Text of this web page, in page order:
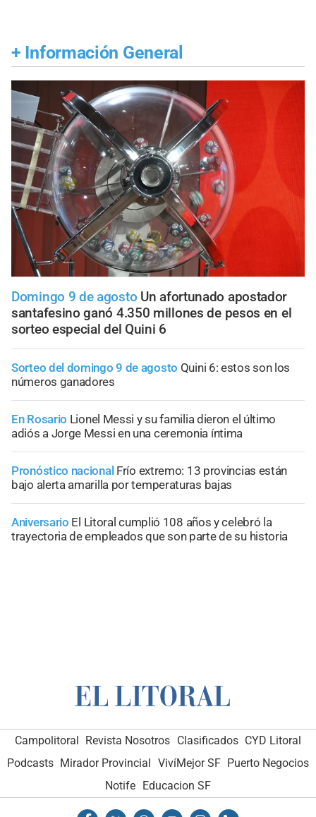
+ Información General
Domingo 9 de agosto Un afortunado apostador
santafesino ganó 4.350 millones de pesos en el
sorteo especial del Quini 6
Sorteo del domingo 9 de agosto Quini 6: estos son los
números ganadores
En Rosario Lionel Messi y su familia dieron el último
adiós a Jorge Messi en una ceremonia íntima
Pronóstico nacional Frío extremo: 13 provincias están
bajo alerta amarilla por temperaturas bajas
Aniversario El Litoral cumplió 108 años y celebró la
trayectoria de empleados que son parte de su historia
Campolitoral Revista Nosotros Clasificados CYD Litoral
Podcasts Mirador Provincial VivíMejor SF Puerto Negocios
Notife Educacion SF